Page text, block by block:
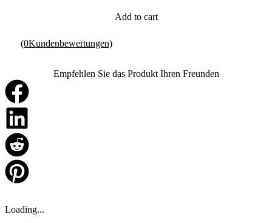
Add to cart
(0Kundenbewertungen)
Empfehlen Sie das Produkt Ihren Freunden
Loading...